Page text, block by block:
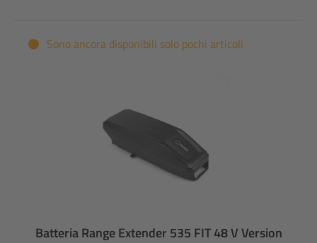
Sono ancora disponibili solo pochi articoli
Batteria Range Extender 535 FIT 48 V Version